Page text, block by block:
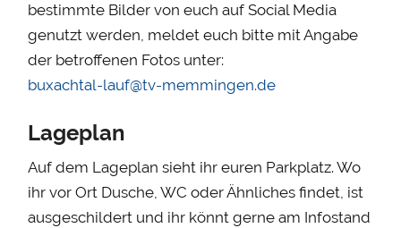
bestimmte Bilder von euch auf Social Media
genutzt werden, meldet euch bitte mit Angabe
der betroffenen Fotos unter:
buxachtal-lauf@tv-memmingen.de
Lageplan
Auf dem Lageplan sieht ihr euren Parkplatz. Wo
ihr vor Ort Dusche, WC oder Ähnliches findet, ist
ausgeschildert und ihr könnt gerne am Infostand